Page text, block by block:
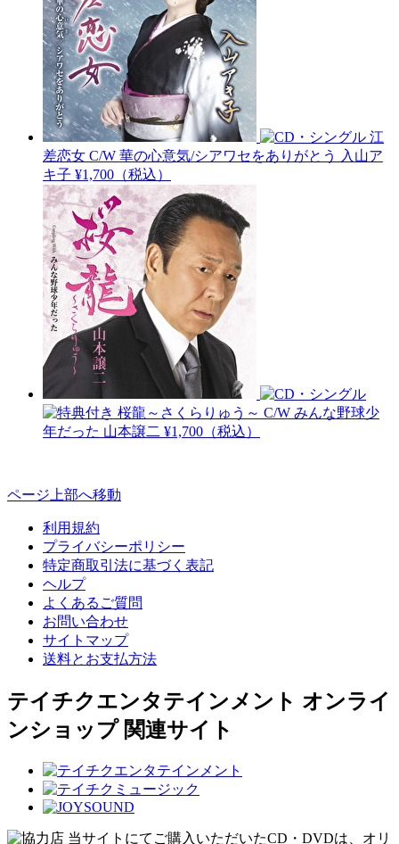
江
差恋女 C/W 華の心意気/シアワセをありがとう
入山ア
キ子 ¥1,700（税込）
桜龍～さくらりゅう～ C/W みんな野球少
年だった 山本譲二 ¥1,700（税込）
ページ上部へ移動
利用規約
プライバシーポリシー
特定商取引法に基づく表記
ヘルプ
よくあるご質問
お問い合わせ
サイトマップ
送料とお支払方法
テイチクエンタテインメント オンライ
ンショップ 関連サイト
当サイトにてご購入いただいたCD・DVDは、オリ